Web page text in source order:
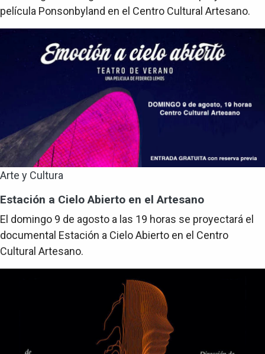
película Ponsonbyland en el Centro Cultural Artesano.
Arte y Cultura
Estación a Cielo Abierto en el Artesano
El domingo 9 de agosto a las 19 horas se proyectará el
documental Estación a Cielo Abierto en el Centro
Cultural Artesano.